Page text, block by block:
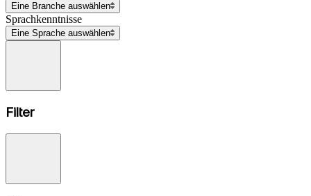
Eine Branche auswählen
Sprachkenntnisse
Eine Sprache auswählen
Filter